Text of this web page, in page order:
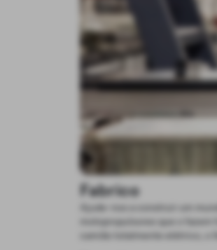
Fabrico
Ajude-nos a construir um
motopropulsores que o
camião totalmente elétrico, o